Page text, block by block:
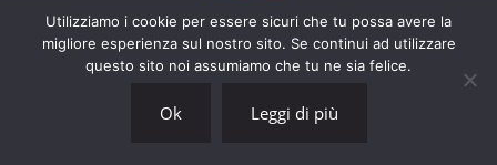
199,00 EUR
Utilizziamo i cookie per essere sicuri che tu possa avere la
migliore esperienza sul nostro sito. Se continui ad utilizzare
questo sito noi assumiamo che tu ne sia felice.
Ok Leggi di più